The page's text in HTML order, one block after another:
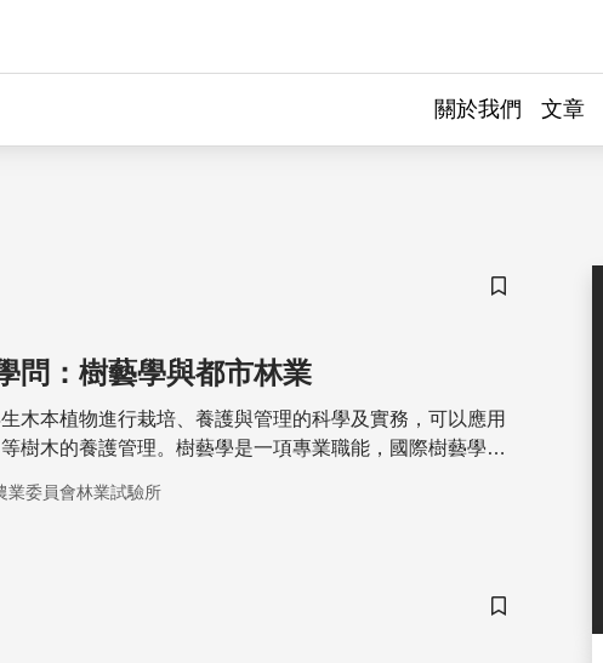
關於我們 文章
儲存書籤
問：樹藝學與都市林業
木本植物進行栽培、養護與管理的科學及實務，可以應用
樹木的養護管理。樹藝學是一項專業職能，國際樹藝學協
修正案，需建立樹木保護專業人員考訓與認證制度。樹藝
業委員會林業試驗所
儲存書籤